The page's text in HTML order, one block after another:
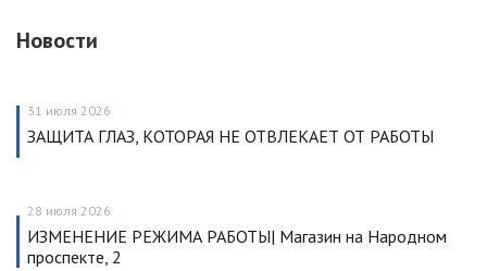
Новости
31 июля 2026
ЗАЩИТА ГЛАЗ, КОТОРАЯ НЕ ОТВЛЕКАЕТ ОТ РАБОТЫ
28 июля 2026
ИЗМЕНЕНИЕ РЕЖИМА РАБОТЫ| Магазин на Народном
проспекте, 2